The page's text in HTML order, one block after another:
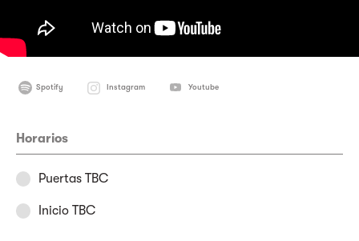
Spotify Instagram Youtube
Horarios
Puertas TBC
Inicio TBC